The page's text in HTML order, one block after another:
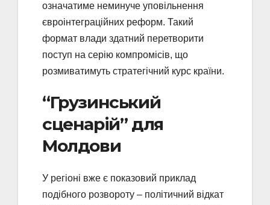
означатиме неминуче уповільнення
євроінтеграційних реформ. Такий
формат влади здатний перетворити
поступ на серію компромісів, що
розмиватимуть стратегічний курс країни.
“Грузинський
сценарій” для
Молдови
У регіоні вже є показовий приклад
подібного розвороту – політичний відкат